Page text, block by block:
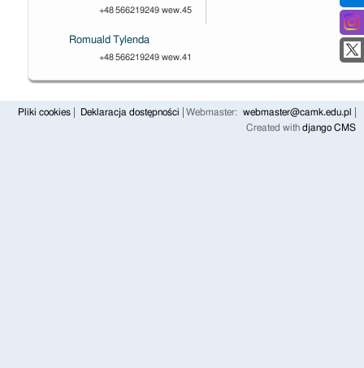
+48 566219249 wew.45
Romuald Tylenda
+48 566219249 wew.41
Pliki cookies Deklaracja dostępności Webmaster:
webmaster@camk.edu.pl
Created with django CMS